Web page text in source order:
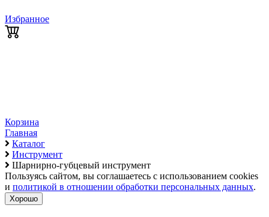
Избранное
Корзина
Главная
Каталог
Инструмент
Шарнирно-губцевый инструмент
Пользуясь сайтом, вы соглашаетесь с использованием cookies
и политикой в отношении обработки персональных данных.
Хорошо